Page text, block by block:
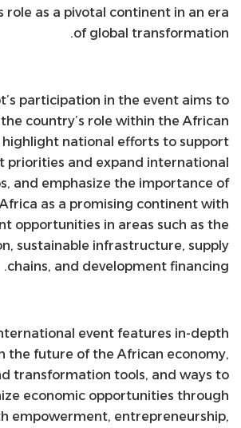
role as a pivotal continent in an era
of global transformation.
participation in the event aims to
country’s role within the African
national efforts to support
priorities and expand international
and emphasize the importance of
as a promising continent with
opportunities in areas such as the
sustainable infrastructure, supply
chains, and development financing.
event features in-depth
the future of the African economy,
transformation tools, and ways to
economic opportunities through
empowerment, entrepreneurship,